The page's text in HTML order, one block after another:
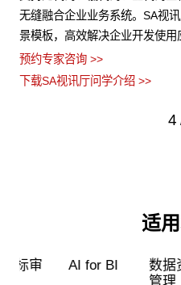
无缝融合企业业务系统。SA视
景模板，高效解决企业开发使用
预约专家咨询 >>
下载SA视讯厅问学介绍 >>
4
适
超级员工 智能标审